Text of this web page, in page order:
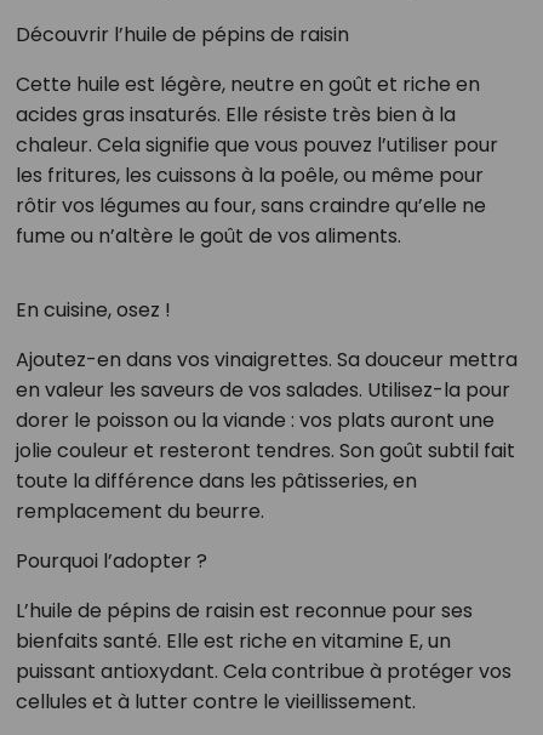
Découvrir l’huile de pépins de raisin
Cette huile est légère, neutre en goût et riche en
acides gras insaturés. Elle résiste très bien à la
chaleur. Cela signifie que vous pouvez l’utiliser pour
les fritures, les cuissons à la poêle, ou même pour
rôtir vos légumes au four, sans craindre qu’elle ne
fume ou n’altère le goût de vos aliments.
En cuisine, osez !
Ajoutez-en dans vos vinaigrettes. Sa douceur mettra
en valeur les saveurs de vos salades. Utilisez-la pour
dorer le poisson ou la viande : vos plats auront une
jolie couleur et resteront tendres. Son goût subtil fait
toute la différence dans les pâtisseries, en
remplacement du beurre.
Pourquoi l’adopter ?
L’huile de pépins de raisin est reconnue pour ses
bienfaits santé. Elle est riche en vitamine E, un
puissant antioxydant. Cela contribue à protéger vos
cellules et à lutter contre le vieillissement.